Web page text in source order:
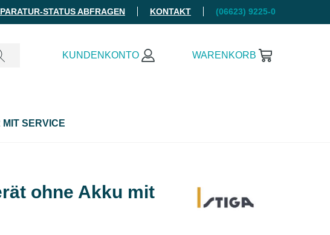
STATUS ABFRAGEN KONTAKT (06623) 9225-0
KUNDENKONTO WARENKORB
SERVICE
ohne Akku mit